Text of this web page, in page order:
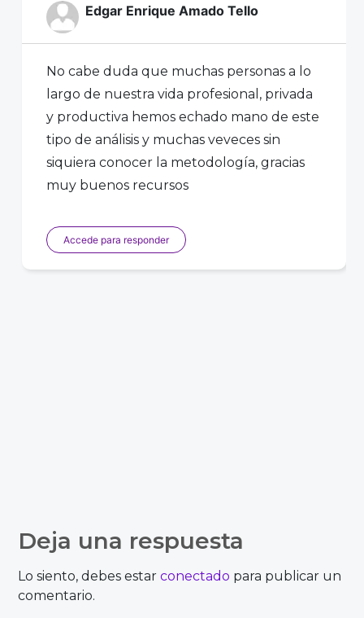
Edgar Enrique Amado Tello
No cabe duda que muchas personas a lo
largo de nuestra vida profesional, privada
y productiva hemos echado mano de este
tipo de análisis y muchas veveces sin
siquiera conocer la metodología, gracias
muy buenos recursos
Accede para responder
Deja una respuesta
Lo siento, debes estarconectado para publicar un
comentario.